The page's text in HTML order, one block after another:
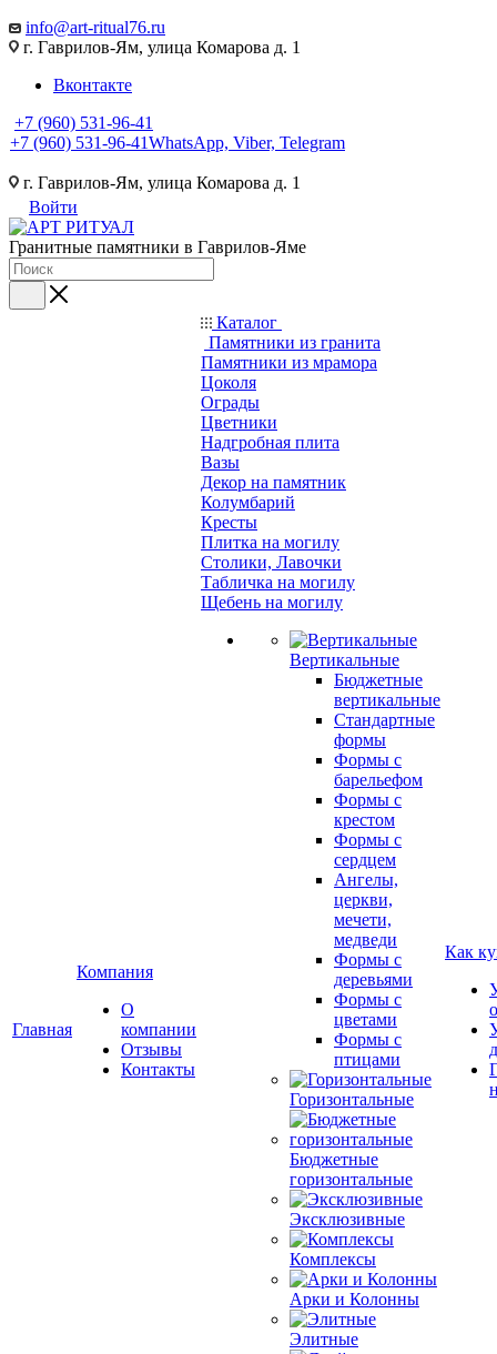
info@art-ritual76.ru
г. Гаврилов-Ям, улица Комарова д. 1
Вконтакте
+7 (960) 531-96-41
+7 (960) 531-96-41WhatsApp, Viber, Telegram
г. Гаврилов-Ям, улица Комарова д. 1
Войти
Гранитные памятники в Гаврилов-Яме
Главная
Компания
О
компании
Отзывы
Контакты
Каталог
Памятники из гранита
Памятники из мрамора
Цоколя
Ограды
Цветники
Надгробная плита
Вазы
Декор на памятник
Колумбарий
Кресты
Плитка на могилу
Столики, Лавочки
Табличка на могилу
Щебень на могилу
Вертикальные
Бюджетные
вертикальные
Стандартные
формы
Формы с
барельефом
Формы с
крестом
Формы с
сердцем
Ангелы,
церкви,
мечети,
медведи
Формы с
деревьями
Формы с
цветами
Формы с
птицами
Горизонтальные
Бюджетные
горизонтальные
Эксклюзивные
Комплексы
Арки и Колонны
Элитные
Как